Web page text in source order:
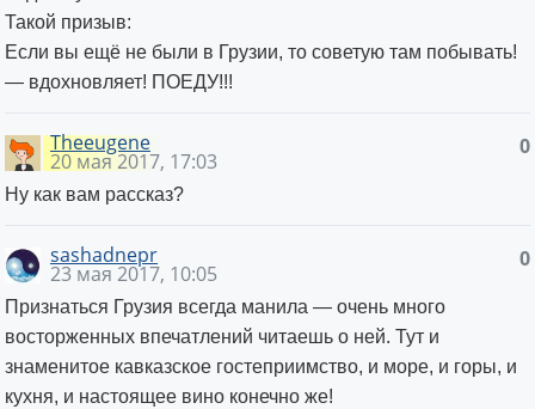
Такой призыв:
Если вы ещё не были в Грузии, то советую там побывать!
— вдохновляет! ПОЕДУ!!!
0
Theeugene
20 мая 2017, 17:03
Ну как вам рассказ?
0
sashadnepr
23 мая 2017, 10:05
Признаться Грузия всегда манила — очень много
восторженных впечатлений читаешь о ней. Тут и
знаменитое кавказское гостеприимство, и море, и горы, и
кухня, и настоящее вино конечно же!